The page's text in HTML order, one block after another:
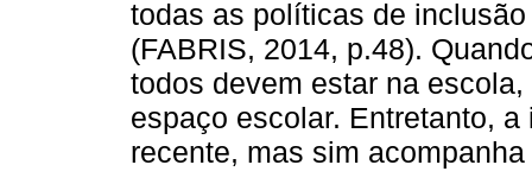
todas as políticas de
(FABRIS, 2014, p.48).
todos devem estar na
espaço escolar. Entretanto,
recente, mas sim